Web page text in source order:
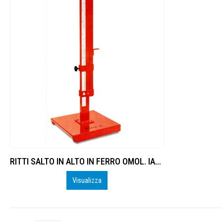
RITTI SALTO IN ALTO IN FERRO OMOL. IAAF
Visualizza